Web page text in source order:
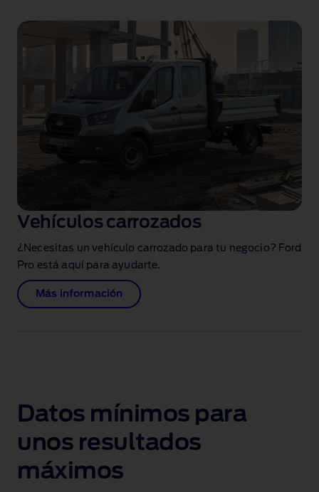
Vehículos carrozados
¿Necesitas un vehículo carrozado para tu negocio? Ford
Pro está aquí para ayudarte.
Más información
Datos mínimos para
unos resultados
máximos